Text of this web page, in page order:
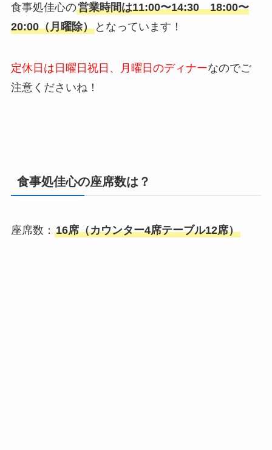
食事処佳心の営業時間は11:00〜14:3018:00〜
20:00（月曜除）となっています！
定休日は 日曜日祝日、月曜日のディナーなのでご
注意くださいね！
食事処佳心の座席数は？
座席数： 16席（カウンター4席テーブル12席）